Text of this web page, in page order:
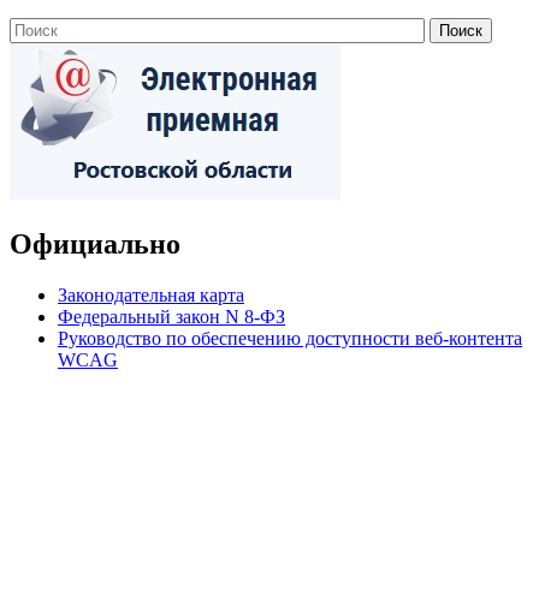
Официально
Законодательная карта
Федеральный закон N 8-ФЗ
Руководство по обеспечению доступности веб-контента
WCAG